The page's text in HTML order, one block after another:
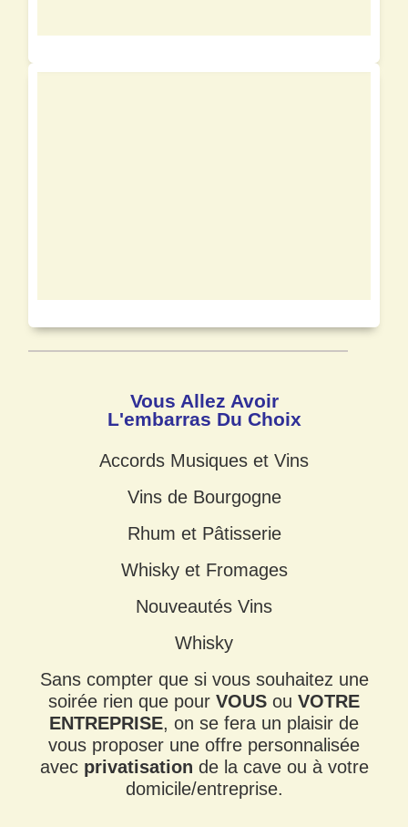
Vous Allez Avoir
L'embarras Du Choix
Accords Musiques et Vins
Vins de Bourgogne
Rhum et Pâtisserie
Whisky et Fromages
Nouveautés Vins
Whisky
Sans compter que si vous souhaitez une
soirée rien que pour VOUS ou VOTRE
ENTREPRISE, on se fera un plaisir de
vous proposer une offre personnalisée
avec privatisation de la cave ou à votre
domicile/entreprise.